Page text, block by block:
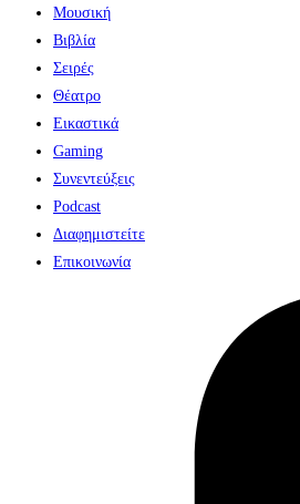
Μουσική
Βιβλία
Σειρές
Θέατρο
Εικαστικά
Gaming
Συνεντεύξεις
Podcast
Διαφημιστείτε
Επικοινωνία